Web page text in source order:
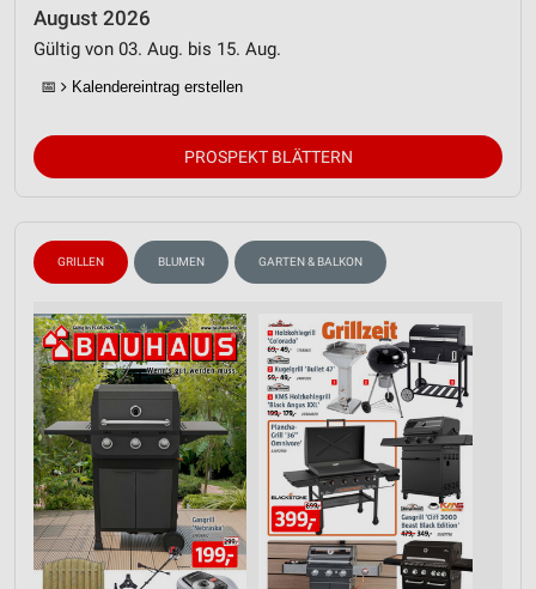
August 2026
Gültig von 03. Aug. bis 15. Aug.
📅 Kalendereintrag erstellen
PROSPEKT BLÄTTERN
GRILLEN BLUMEN GARTEN & BALKON